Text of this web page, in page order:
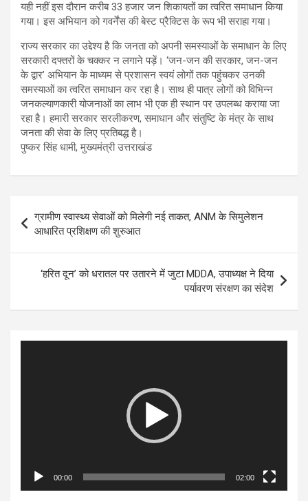
यही नहीं इस दौरान करीब 33 हजार जन शिकायतों का त्वरित समाधान किया
गया। इस अभियान को गवर्नेंस की बेस्ट प्रैक्टिस के रूप भी सराहा गया।
राज्य सरकार का उद्देश्य है कि जनता को अपनी समस्याओं के समाधान के लिए
सरकारी दफ्तरों के चक्कर न लगाने पड़ें। ‘जन-जन की सरकार, जन-जन
के द्वार’ अभियान के माध्यम से प्रशासन स्वयं लोगों तक पहुंचकर उनकी
समस्याओं का त्वरित समाधान कर रहा है। साथ ही पात्र लोगों को विभिन्न
जनकल्याणकारी योजनाओं का लाभ भी एक ही स्थान पर उपलब्ध कराया जा
रहा है। हमारी सरकार सरलीकरण, समाधान और संतुष्टि के मंत्र के साथ
जनता की सेवा के लिए प्रतिबद्ध है।
पुष्कर सिंह धामी, मुख्यमंत्री उत्तराखंड
navigation
ग्रामीण स्वास्थ्य सेवाओं को मिलेगी नई ताकत, ANM के सिमुलेशन
आधारित प्रशिक्षण की शुरुआत
‘हरित दून’ को धरातल पर उतारने में जुटा MDDA, उपाध्यक्ष ने दिया
पर्यावरण संरक्षण का संदेश
00:00 02:00